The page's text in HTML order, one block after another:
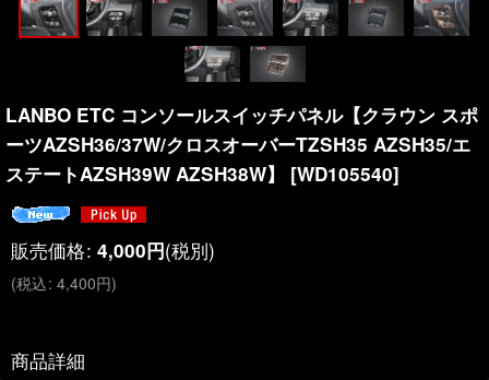
LANBO ETC コンソールスイッチパネル【クラウン スポ
ーツAZSH36/37W/クロスオーバーTZSH35 AZSH35/エ
ステートAZSH39W AZSH38W】
[WD105540]
販売価格: 4,000円(税別)
(税込: 4,400円)
商品詳細